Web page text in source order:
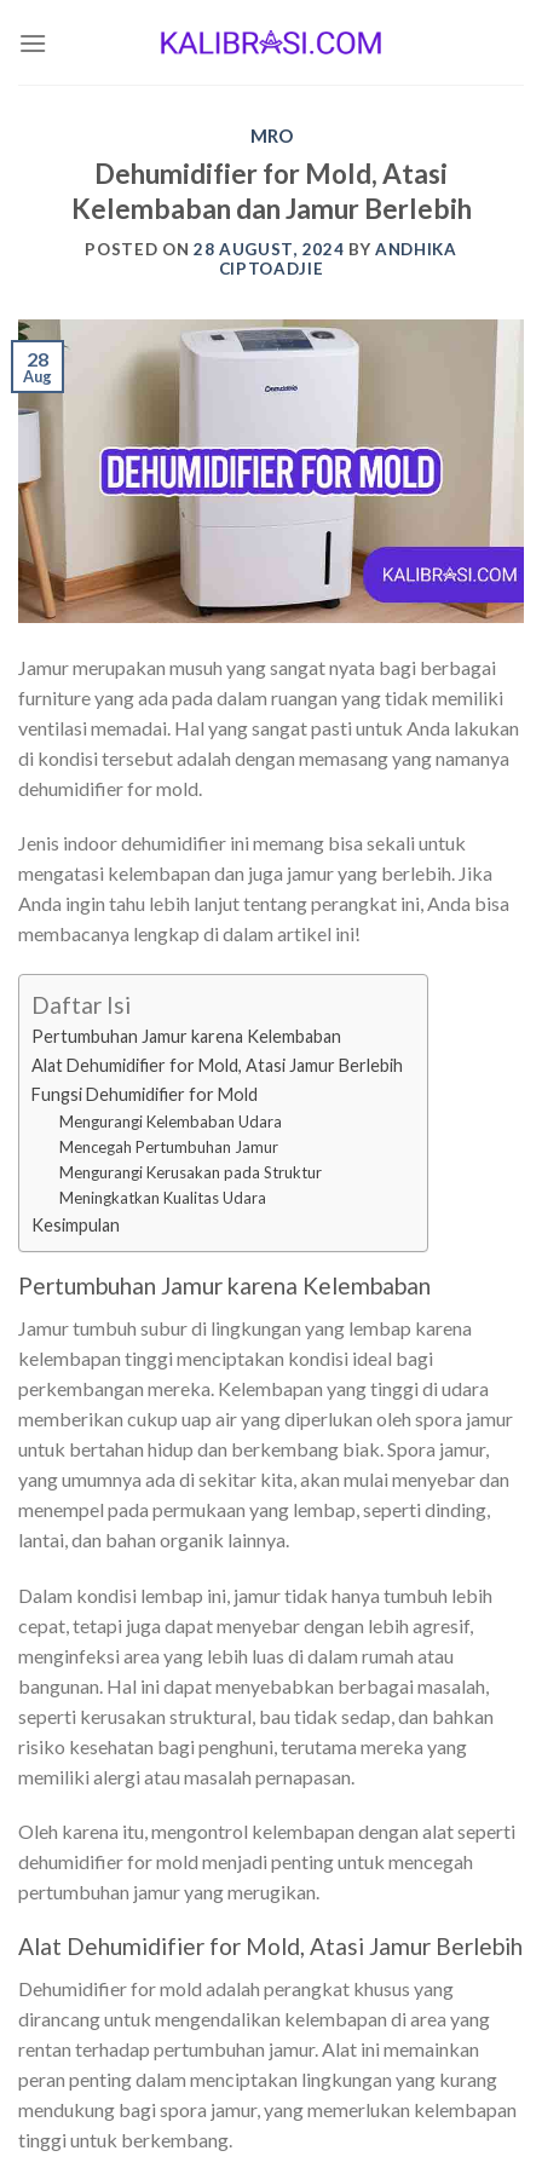
MRO
Dehumidifier for Mold, Atasi
Kelembaban dan Jamur Berlebih
POSTED ON28 AUGUST, 2024 BY ANDHIKA
CIPTOADJIE
28
Aug
Jamur merupakan musuh yang sangat nyata bagi berbagai
furniture yang ada pada dalam ruangan yang tidak memiliki
ventilasi memadai. Hal yang sangat pasti untuk Anda lakukan
di kondisi tersebut adalah dengan memasang yang namanya
dehumidifier for mold.
Jenis indoor dehumidifier ini memang bisa sekali untuk
mengatasi kelembapan dan juga jamur yang berlebih. Jika
Anda ingin tahu lebih lanjut tentang perangkat ini, Anda bisa
membacanya lengkap di dalam artikel ini!
Daftar Isi
Pertumbuhan Jamur karena Kelembaban
Alat Dehumidifier for Mold, Atasi Jamur Berlebih
Fungsi Dehumidifier for Mold
Mengurangi Kelembaban Udara
Mencegah Pertumbuhan Jamur
Mengurangi Kerusakan pada Struktur
Meningkatkan Kualitas Udara
Kesimpulan
Pertumbuhan Jamur karena Kelembaban
Jamur tumbuh subur di lingkungan yang lembap karena
kelembapan tinggi menciptakan kondisi ideal bagi
perkembangan mereka. Kelembapan yang tinggi di udara
memberikan cukup uap air yang diperlukan oleh spora jamur
untuk bertahan hidup dan berkembang biak. Spora jamur,
yang umumnya ada di sekitar kita, akan mulai menyebar dan
menempel pada permukaan yang lembap, seperti dinding,
lantai, dan bahan organik lainnya.
Dalam kondisi lembap ini, jamur tidak hanya tumbuh lebih
cepat, tetapi juga dapat menyebar dengan lebih agresif,
menginfeksi area yang lebih luas di dalam rumah atau
bangunan. Hal ini dapat menyebabkan berbagai masalah,
seperti kerusakan struktural, bau tidak sedap, dan bahkan
risiko kesehatan bagi penghuni, terutama mereka yang
memiliki alergi atau masalah pernapasan.
Oleh karena itu, mengontrol kelembapan dengan alat seperti
dehumidifier for mold menjadi penting untuk mencegah
pertumbuhan jamur yang merugikan.
Alat Dehumidifier for Mold, Atasi Jamur Berlebih
Dehumidifier for mold adalah perangkat khusus yang
dirancang untuk mengendalikan kelembapan di area yang
rentan terhadap pertumbuhan jamur. Alat ini memainkan
peran penting dalam menciptakan lingkungan yang kurang
mendukung bagi spora jamur, yang memerlukan kelembapan
tinggi untuk berkembang.